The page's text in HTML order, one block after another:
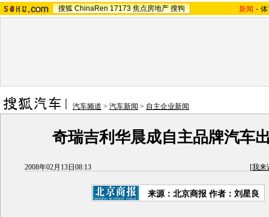
搜狐 ChinaRen 17173 焦点房地产 搜狗 新闻 -
汽车频道 > 汽车新闻 > 自主企业新闻
奇瑞吉利华晨成自主品牌汽车
2008年02月13日08:13 [我来
来源：北京商报 作者：刘星良